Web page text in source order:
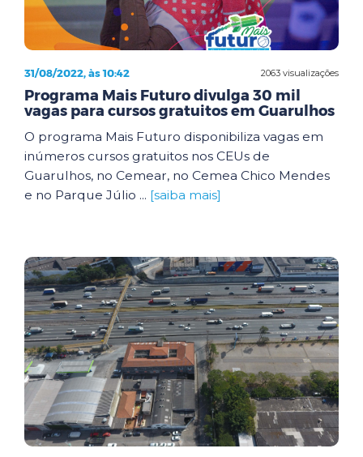
2063 visualizações
31/08/2022, às 10:42
Programa Mais Futuro divulga 30 mil
vagas para cursos gratuitos em Guarulhos
O programa Mais Futuro disponibiliza vagas em
inúmeros cursos gratuitos nos CEUs de
Guarulhos, no Cemear, no Cemea Chico Mendes
e no Parque Júlio ... [saiba mais]